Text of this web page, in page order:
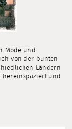
Mode und
von der bunten
Ländern
hereinspaziert und